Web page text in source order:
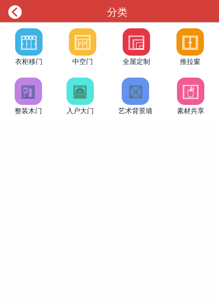
 分类
衣柜移门 中空门 全屋定制 推拉窗
整装木门 入户大门 艺术背景墙 素材共享